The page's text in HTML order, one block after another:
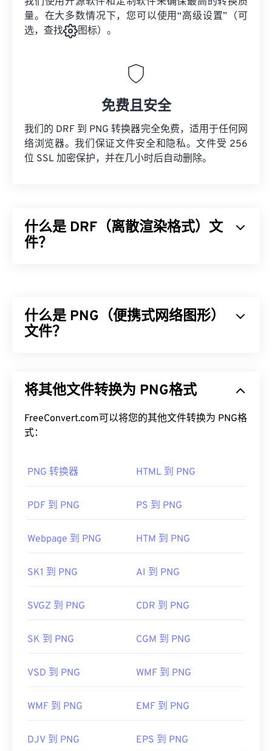
量。在大多数情况下，您可以使用“高级设置”（可
选，查找
图标）。
免费且安全
我们的 DRF 到 PNG 转换器完全免费，适用于任何网
络浏览器。我们保证文件安全和隐私。文件受 256
位 SSL 加密保护，并在几小时后自动删除。
什么是 DRF（离散渲染格式）文
件？
件类型的主要优势在于其开放的架构，这使得其具有
较高的适应性并支持改进。
如上所述，唯一可以打开 DRF 的软件程序是
Max (3D Studio Max)。Autodesk 公司 销售
序，但提供免费试用期。
您可以使用 FreeConvert.com 的
文件类型。
首次发布：1996年4月
什么是 PNG（便携式网络图形）
文件？
RGB或RGBA颜色，并支持透明度，非常适合用于图
如，尝试我们的GIF 转 APNG）。使用 PNG 的优势
包括：此外，PNG 是一种采用
如何打开 PNG 文件？
通常，PNG 文件会在操作系统的默认图像查看器中
如果您在打开 PNG 文件时遇到问题，请使用我们的
PNG 转 JPG
GIMP或Adob​​e Photoshop 等其他程序也可用于打开
大，因此将其添加到网页时请务必小心。PNG 文件
的一个有趣功能是能够在图像中创建透明度，尤其是
开发者： 巴布亚新几内亚发展集团
有用的链接：
将其他文件转换为 PNG格式
FreeConvert.com可以将您的其他文件转换为 PNG格
式：
PNG 转换器 HTML 到 PNG
PDF 到 PNG PS 到 PNG
Webpage 到 PNG HTM 到 PNG
SK1 到 PNG AI 到 PNG
SVGZ 到 PNG CDR 到 PNG
SK 到 PNG CGM 到 PNG
VSD 到 PNG WMF 到 PNG
WMF 到 PNG EMF 到 PNG
DJV 到 PNG EPS 到 PNG